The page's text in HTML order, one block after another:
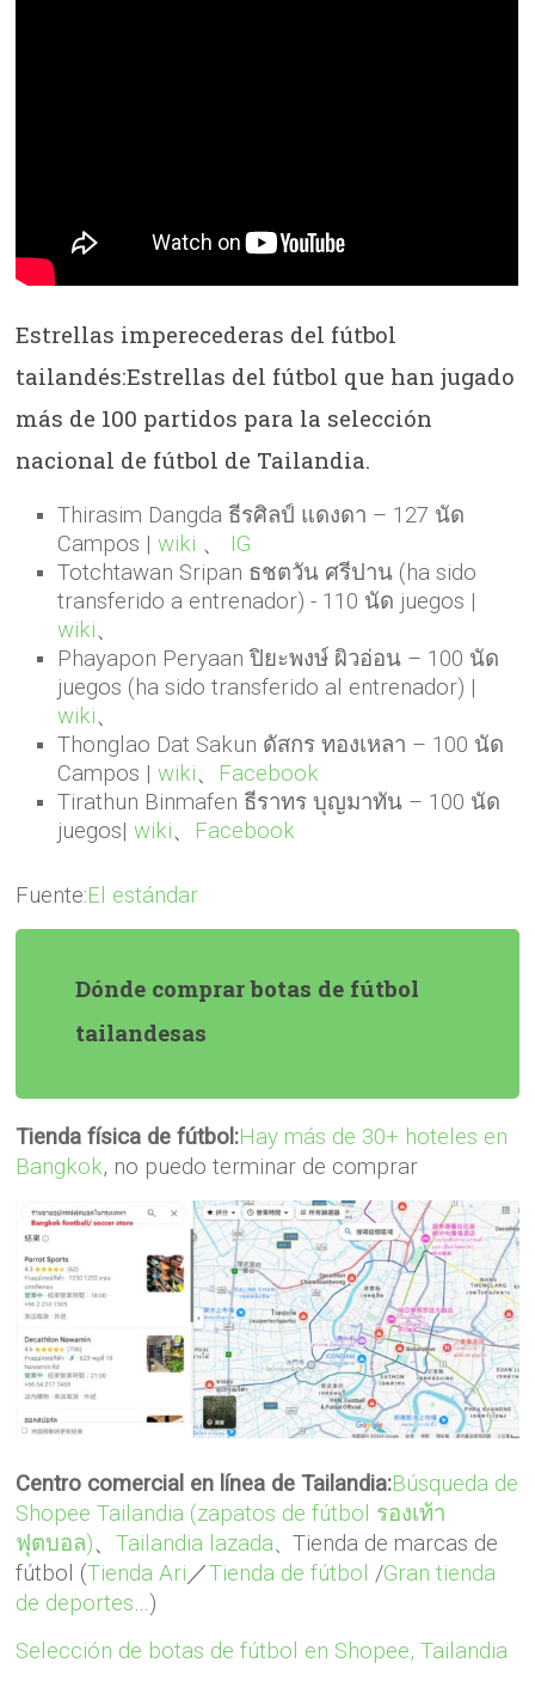
Estrellas imperecederas del fútbol
tailandés:Estrellas del fútbol que han jugado
más de 100 partidos para la selección
nacional de fútbol de Tailandia.
Thirasim Dangda ธีรศิลป์ แดงดา – 127 นัด
Campos |wiki 、 IG
Totchtawan Sripan ธชตวัน ศรีปาน (ha sido
transferido a entrenador) - 110 นัด juegos |
wiki、
Phayapon Peryaan ปิยะพงษ์ ผิวอ่อน – 100 นัด
juegos (ha sido transferido al entrenador) |
wiki、
Thonglao Dat Sakun ดัสกร ทองเหลา – 100 นัด
Campos |wiki、 Facebook
Tirathun Binmafen ธีราทร บุญมาทัน – 100 นัด
juegos|wiki、 Facebook
Fuente:El estándar
Dónde comprar botas de fútbol
tailandesas
Tienda física de fútbol:Hay más de 30+ hoteles en
Bangkok, no puedo terminar de comprar
Centro comercial en línea de Tailandia:Búsqueda de
Shopee Tailandia (zapatos de fútbol รองเท้า
ฟุตบอล)、Tailandia lazada、 Tienda de marcas de
fútbol (Tienda Ari／Tienda de fútbol /Gran tienda
de deportes…)
Selección de botas de fútbol en Shopee, Tailandia